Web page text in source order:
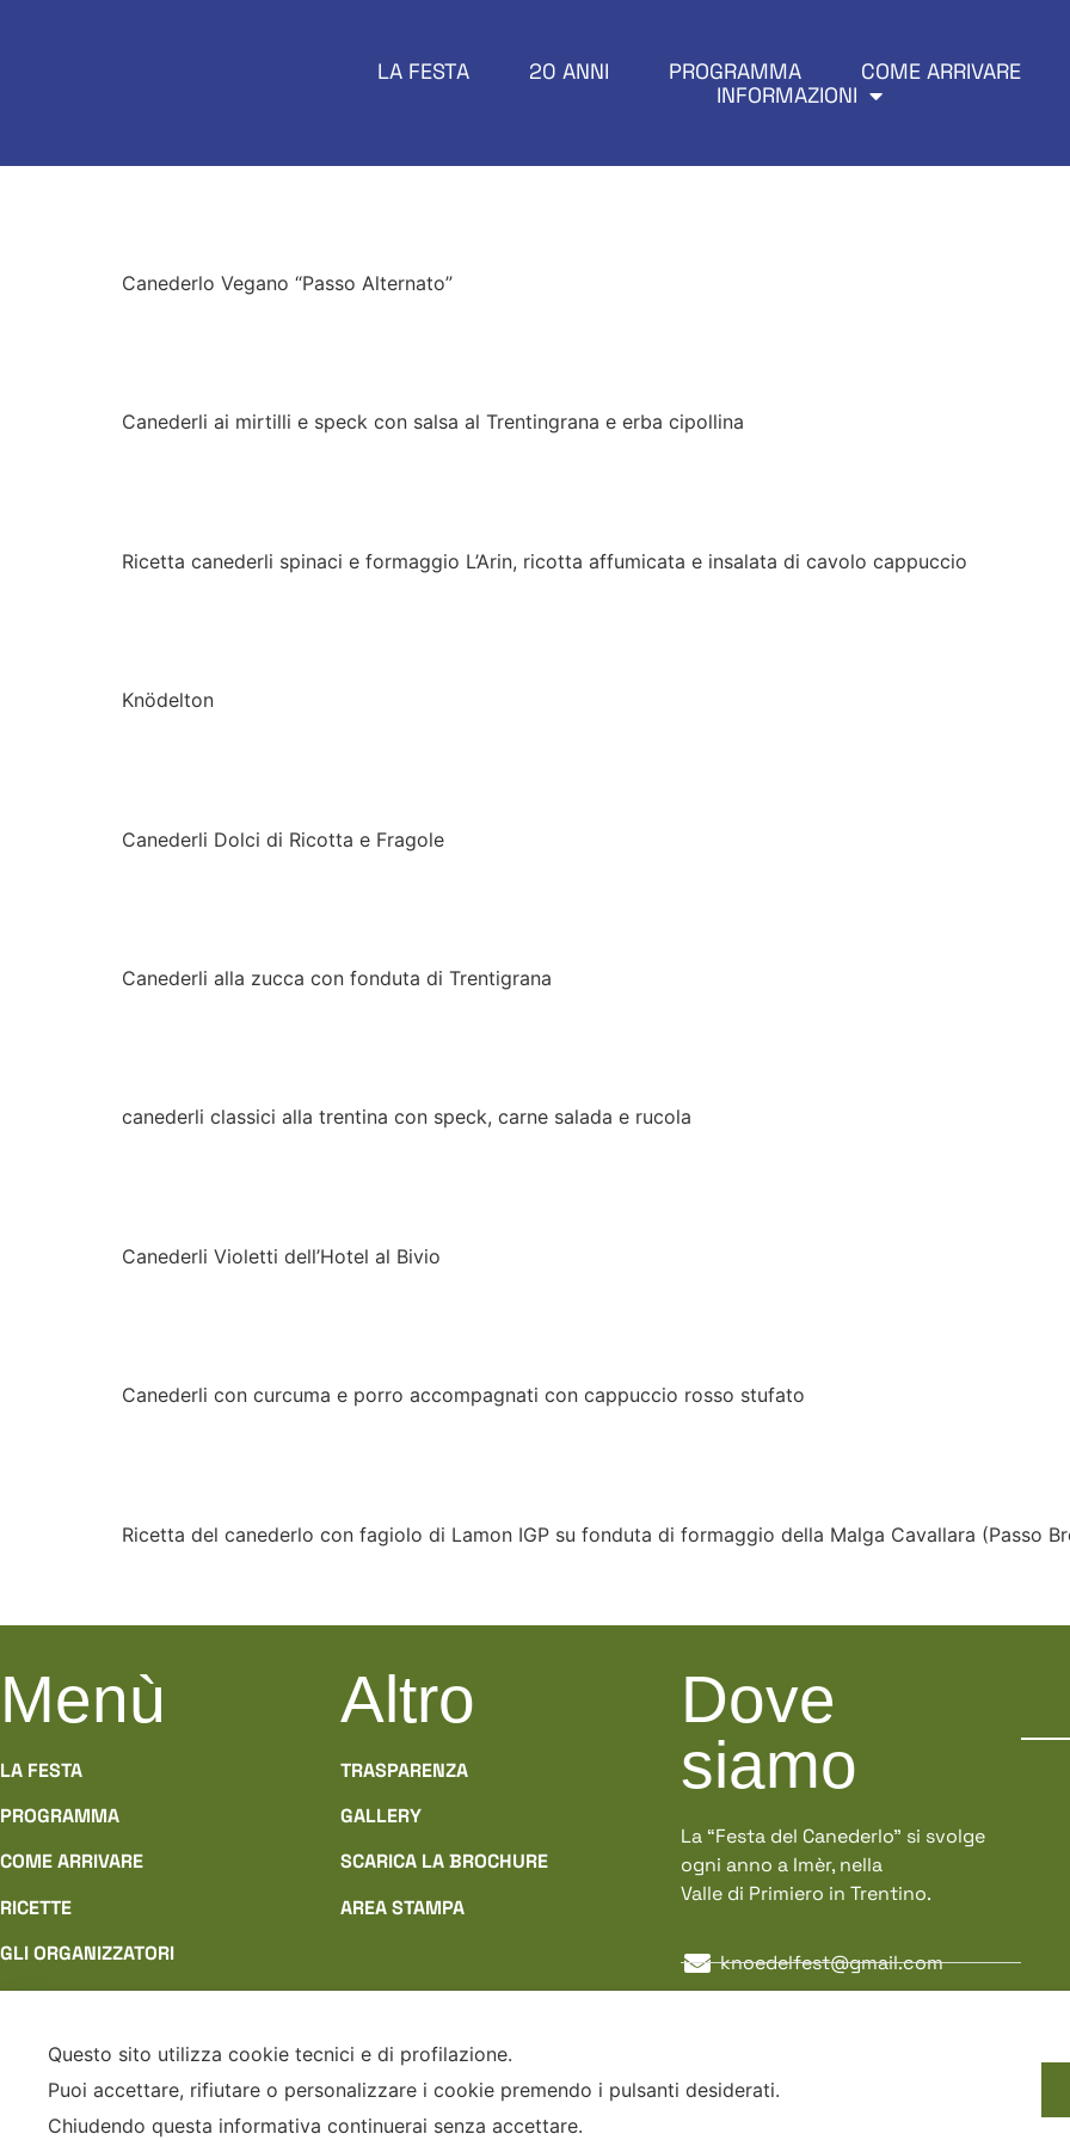
LA FESTA 20 ANNI PROGRAMMA COME ARRIVARE
INFORMAZIONI
Canederlo Vegano “Passo Alternato”
Canederli ai mirtilli e speck con salsa al Trentingrana e erba cipollina
Ricetta canederli spinaci e formaggio L’Arin, ricotta affumicata e insalata di cavolo cappuccio
Knödelton
Canederli Dolci di Ricotta e Fragole
Canederli alla zucca con fonduta di Trentigrana
canederli classici alla trentina con speck, carne salada e rucola
Canederli Violetti dell’Hotel al Bivio
Canederli con curcuma e porro accompagnati con cappuccio rosso stufato
Ricetta del canederlo con fagiolo di Lamon IGP su fonduta di formaggio della Malga Cavallara (Passo
Menù
LA FESTA
PROGRAMMA
COME ARRIVARE
RICETTE
GLI ORGANIZZATORI
RINGRAZIAMENTI
DOVE DORMIRE
Altro
TRASPARENZA
GALLERY
SCARICA LA BROCHURE
AREA STAMPA
Dove
siamo
La “Festa del Canederlo” si svolge
ogni anno a Imèr, nella
Valle di Primiero in Trentino.
knoedelfest@gmail.com
Questo sito utilizza cookie tecnici e di profilazione.
Puoi accettare, rifiutare o personalizzare i cookie premendo i pulsanti desiderati.
Chiudendo questa informativa continuerai senza accettare.